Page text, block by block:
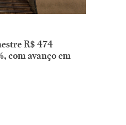
R$ 474
com avanço em